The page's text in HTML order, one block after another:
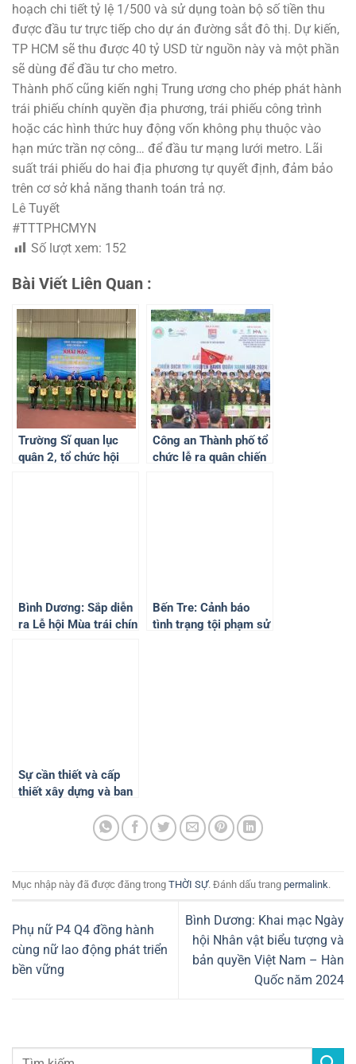
hoạch chi tiết tỷ lệ 1/500 và sử dụng toàn bộ số tiền thu
được đầu tư trực tiếp cho dự án đường sắt đô thị. Dự kiến,
TP HCM sẽ thu được 40 tỷ USD từ nguồn này và một phần
sẽ dùng để đầu tư cho metro.
Thành phố cũng kiến nghị Trung ương cho phép phát hành
trái phiếu chính quyền địa phương, trái phiếu công trình
hoặc các hình thức huy động vốn không phụ thuộc vào
hạn mức trần nợ công… để đầu tư mạng lưới metro. Lãi
suất trái phiếu do hai địa phương tự quyết định, đảm bảo
trên cơ sở khả năng thanh toán trả nợ.
Lê Tuyết
#TTTPHCMYN
Số lượt xem: 152
Bài Viết Liên Quan :
Trường Sĩ quan lục
quân 2, tổ chức hội
Công an Thành phố tổ
chức lễ ra quân chiến
Bình Dương: Sắp diễn
ra Lễ hội Mùa trái chín
Bến Tre: Cảnh báo
tình trạng tội phạm sử
Sự cần thiết và cấp
thiết xây dựng và ban
cháy, chữa cháy và
cứu nạn, cứu hộ
Mục nhập này đã được đăng trong THỜI SỰ. Đánh dấu trang permalink.
Phụ nữ P4 Q4 đồng hành
cùng nữ lao động phát triển
bền vững
Bình Dương: Khai mạc Ngày
hội Nhân vật biểu tượng và
bản quyền Việt Nam – Hàn
Quốc năm 2024